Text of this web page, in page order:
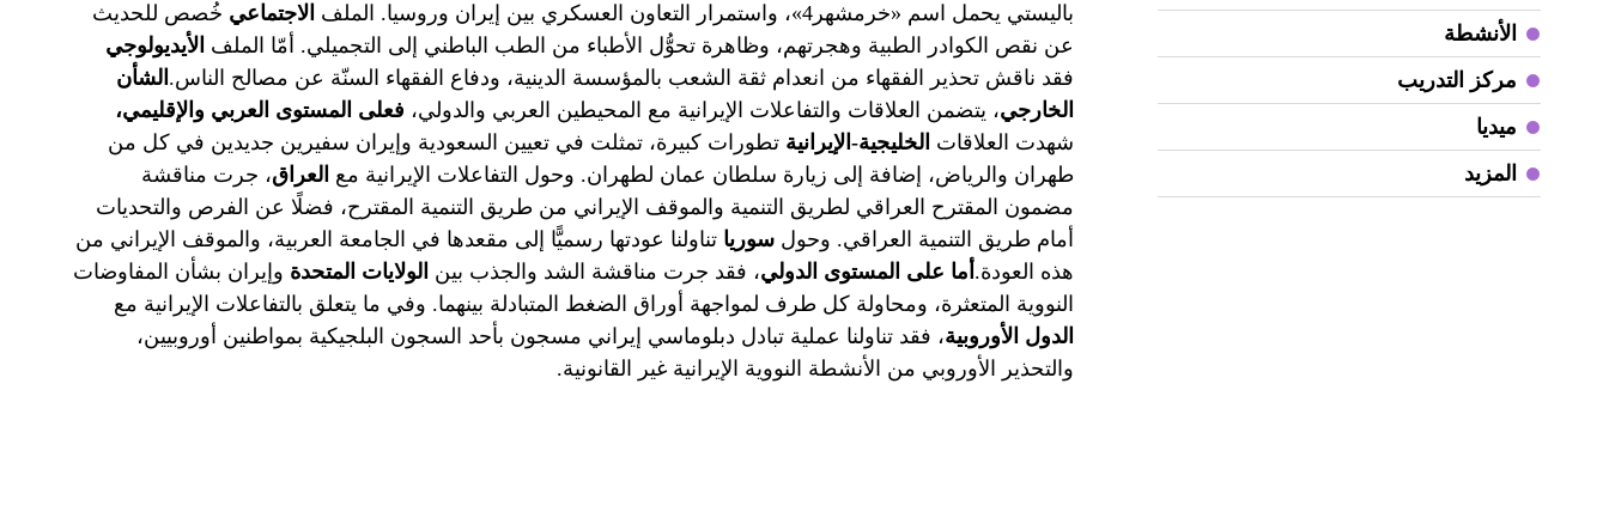
الأنشطة
مركز التدريب
ميديا
المزيد
باليستي يحمل اسم «خرمشهر4»، واستمرار التعاون العسكري بين إيران وروسيا. الملف
الاجتماعي خُصص للحديث
عن نقص الكوادر الطبية وهجرتهم، وظاهرة تحوُّل الأطباء من الطب الباطني إلى التجميلي. أمّا الملف الأيديولوجي
فقد ناقش تحذير الفقهاء من انعدام ثقة الشعب بالمؤسسة الدينية، ودفاع الفقهاء السنّة عن مصالح الناس. الشأن
الخارجي، يتضمن العلاقات والتفاعلات الإيرانية مع المحيطين العربي والدولي، فعلى المستوى العربي والإقليمي،
شهدت العلاقات الخليجية-الإيرانية تطورات كبيرة، تمثلت في تعيين السعودية وإيران سفيرين جديدين في كل من
طهران والرياض، إضافة إلى زيارة سلطان عمان لطهران. وحول التفاعلات الإيرانية مع العراق، جرت مناقشة
مضمون المقترح العراقي لطريق التنمية والموقف الإيراني من طريق التنمية المقترح، فضلًا عن الفرص والتحديات
أمام طريق التنمية العراقي. وحول سوريا تناولنا عودتها رسميًّا إلى مقعدها في الجامعة العربية، والموقف الإيراني من
هذه العودة. أما على المستوى الدولي، فقد جرت مناقشة الشد والجذب بين الولايات المتحدة وإيران بشأن المفاوضات
النووية المتعثرة، ومحاولة كل طرف لمواجهة أوراق الضغط المتبادلة بينهما. وفي ما يتعلق بالتفاعلات الإيرانية مع
الدول الأوروبية، فقد تناولنا عملية تبادل دبلوماسي إيراني مسجون بأحد السجون البلجيكية بمواطنين أوروبيين،
والتحذير الأوروبي من الأنشطة النووية الإيرانية غير القانونية.